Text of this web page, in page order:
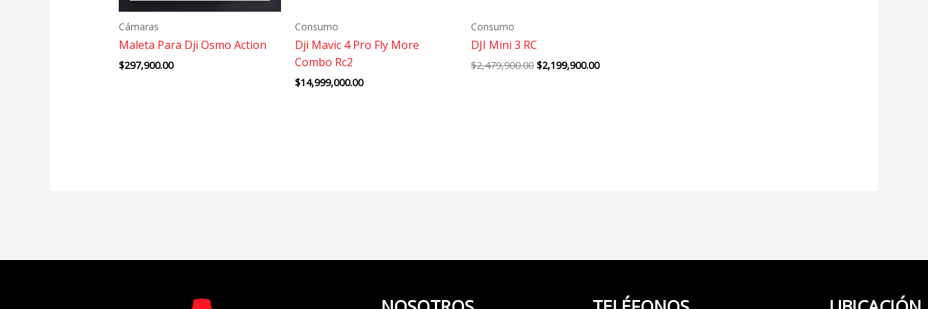
Cámaras
Maleta Para Dji Osmo Action
$297,900.00
Consumo
Dji Mavic 4 Pro Fly More
Combo Rc2
$14,999,000.00
Consumo
DJI Mini 3 RC
$2,479,900.00 $2,199,900.00